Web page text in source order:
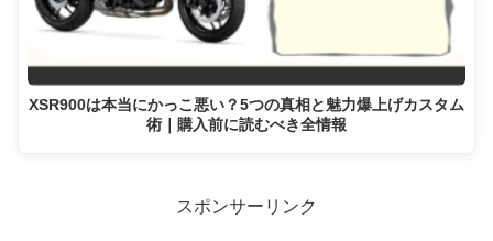
XSR900は本当にかっこ悪い？5つの真相と魅力爆上げカスタム
術｜購入前に読むべき全情報
スポンサーリンク